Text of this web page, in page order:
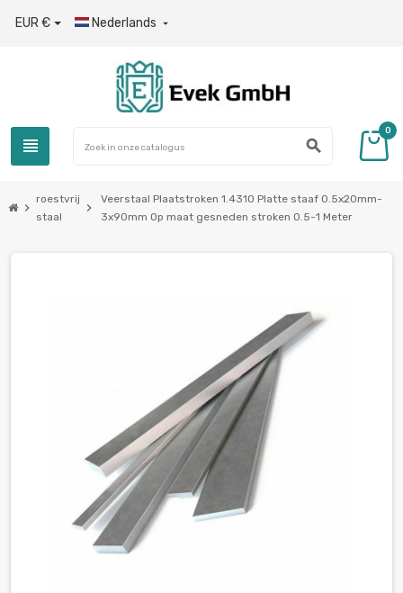
EUR € Nederlands 
view_headline search
0
chevron_right
roestvrij
staal
chevron_right
Veerstaal Plaatstroken 1.4310 Platte staaf 0.5x20mm-
3x90mm Op maat gesneden stroken 0.5-1 Meter